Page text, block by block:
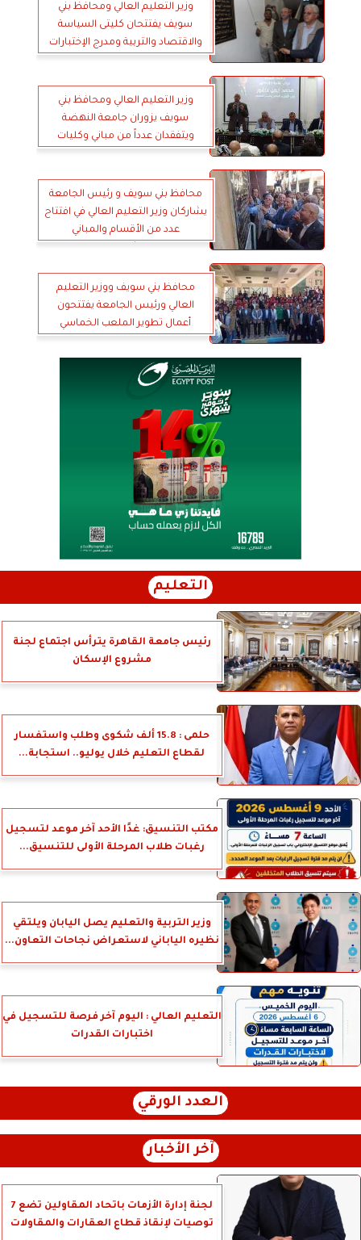
وزير التعليم العالي ومحافظ بني
سويف يفتتحان كليتى السياسة
والاقتصاد والتربية ومدرج الإختبارات
وزير التعليم العالي ومحافظ بني
سويف يزوران جامعة النهضة
ويتفقدان عدداً من مباني وكليات
محافظ بني سويف و رئيس الجامعة
يشاركان وزير التعليم العالي في افتتاح
عدد من الأقسام والمباني
محافظ بني سويف ووزير التعليم
العالي ورئيس الجامعة يفتتحون
أعمال تطوير الملعب الخماسي
التعليم
رئيس جامعة القاهرة يترأس اجتماع لجنة
مشروع الإسكان
حلمى : 15.8 ألف شكوى وطلب واستفسار
لقطاع التعليم خلال يوليو.. استجابة...
مكتب التنسيق: غدًا الأحد آخر موعد لتسجيل
رغبات طلاب المرحلة الأولى للتنسيق...
وزير التربية والتعليم يصل اليابان ويلتقي
نظيره الياباني لاستعراض نجاحات التعاون...
التعليم العالي : اليوم آخر فرصة للتسجيل في
اختبارات القدرات
العدد الورقي
آخر الأخبار
لجنة إدارة الأزمات باتحاد المقاولين تضع 7
توصيات لإنقاذ قطاع العقارات والمقاولات